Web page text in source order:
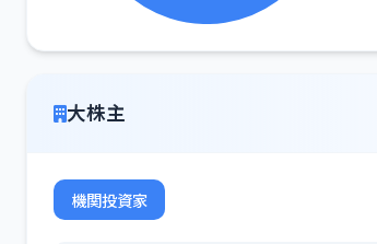
大株主
機関投資家